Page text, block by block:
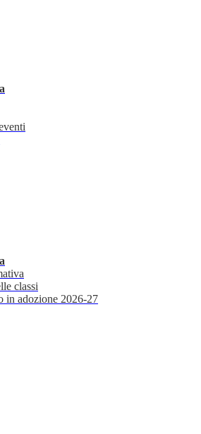
classi
in adozione 2026-27